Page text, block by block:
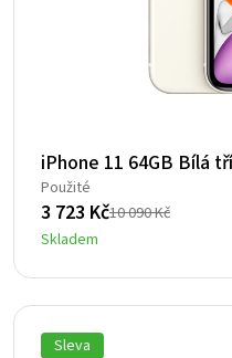
iPhone 11 64GB Bílá
Použité
10 090Kč
Původní
cena
byla:
10
090 Kč.
3 723 Kč
Aktuální
cena
je:
3
723 Kč.
Skladem
Sleva